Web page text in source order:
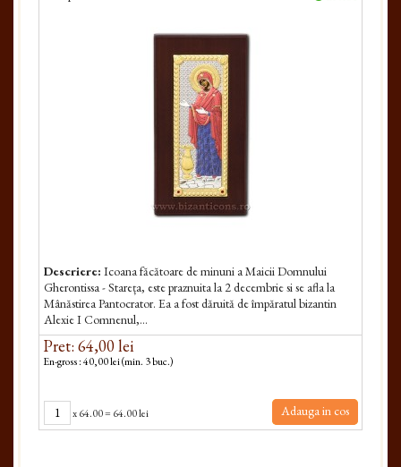
Descriere: Icoana făcătoare de minuni a Maicii Dom­nului
Gherontissa - Stareța, este praznuita la 2 decembrie si se afla la
Mânăstirea Pantocrator. Ea a fost dăruită de împăratul bizantin
Alexie I Comnenul,...
Pret: 64,00 lei
En-gross : 40,00 lei (min. 3 buc.)
x64.00= 64.00 lei Adauga in cos